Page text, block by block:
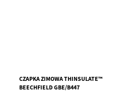
CZAPKA ZIMOWA THINSULATE™
BEECHFIELD GBE/B447